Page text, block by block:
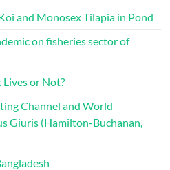
and Monosex Tilapia in Pond
on fisheries sector of
or Not?
Channel and World
Giuris (Hamilton-Buchanan,